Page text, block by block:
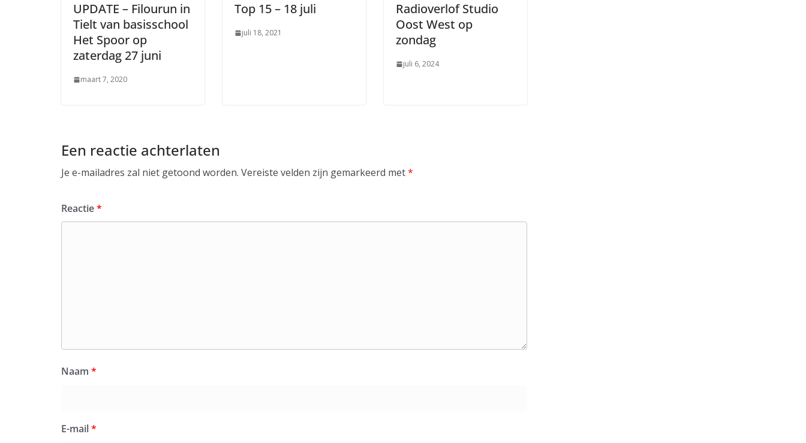
UPDATE – Filourun in
Tielt van basisschool
Het Spoor op
zaterdag 27 juni
maart 7, 2020
Top 15 – 18 juli
juli 18, 2021
Radioverlof Studio
Oost West op
zondag
juli 6, 2024
Een reactie achterlaten
Je e-mailadres zal niet getoond worden. Vereiste velden zijn gemarkeerd met*
Reactie*
Naam *
E-mail*